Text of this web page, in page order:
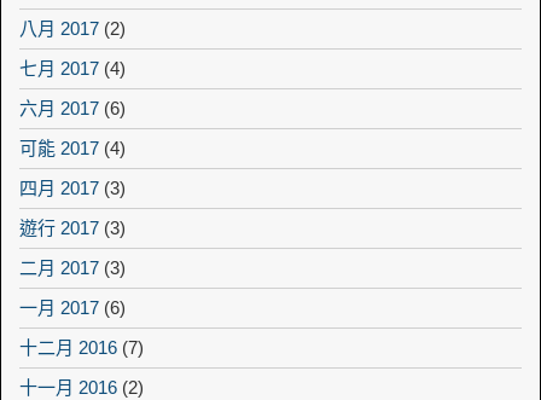
八月 2017 (2)
七月 2017 (4)
六月 2017 (6)
可能 2017 (4)
四月 2017 (3)
遊行 2017 (3)
二月 2017 (3)
一月 2017 (6)
十二月 2016 (7)
十一月 2016 (2)